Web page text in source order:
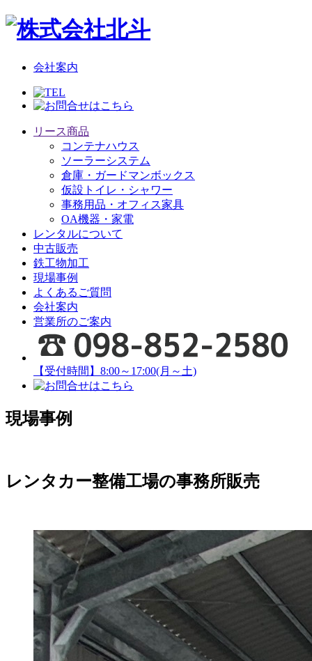
会社案内
リース商品
コンテナハウス
ソーラーシステム
倉庫・ガードマンボックス
仮設トイレ・シャワー
事務用品・オフィス家具
OA機器・家電
レンタルについて
中古販売
鉄工物加工
現場事例
よくあるご質問
会社案内
営業所のご案内
【受付時間】8:00～17:00(月～土)
現場事例
レンタカー整備工場の事務所販売